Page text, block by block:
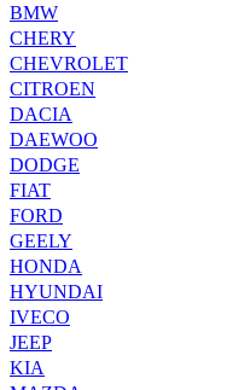
BMW
CHERY
CHEVROLET
CITROEN
DACIA
DAEWOO
DODGE
FIAT
FORD
GEELY
HONDA
HYUNDAI
IVECO
JEEP
KIA